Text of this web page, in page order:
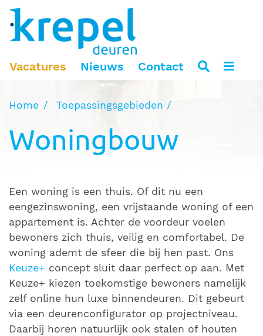
Vacatures Nieuws Contact
Home Toepassingsgebieden
Woningbouw
Een woning is een thuis. Of dit nu een
eengezinswoning, een vrijstaande woning of een
appartement is. Achter de voordeur voelen
bewoners zich thuis, veilig en comfortabel. De
woning ademt de sfeer die bij hen past. Ons
Keuze+ concept sluit daar perfect op aan. Met
Keuze+ kiezen toekomstige bewoners namelijk
zelf online hun luxe binnendeuren. Dit gebeurt
via een deurenconfigurator op projectniveau.
Daarbij horen natuurlijk ook stalen of houten